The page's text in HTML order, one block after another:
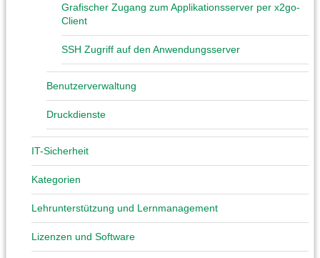
Grafischer Zugang zum Applikationsserver per x2go-
Client
SSH Zugriff auf den Anwendungsserver
Benutzerverwaltung
Druckdienste
IT-Sicherheit
Kategorien
Lehrunterstützung und Lernmanagement
Lizenzen und Software